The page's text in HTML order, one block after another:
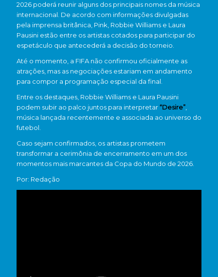
2026 poderá reunir alguns dos principais nomes da música
internacional. De acordo com informações divulgadas
pela imprensa britânica, Pink, Robbie Williams e Laura
Pausini estão entre os artistas cotados para participar do
espetáculo que antecederá a decisão do torneio.
Até o momento, a FIFA não confirmou oficialmente as
atrações, mas as negociações estariam em andamento
para compor a programação especial da final.
Entre os destaques, Robbie Williams e Laura Pausini
podem subir ao palco juntos para interpretar“Desire”,
música lançada recentemente e associada ao universo do
futebol.
Caso sejam confirmados, os artistas prometem
transformar a cerimônia de encerramento em um dos
momentos mais marcantes da Copa do Mundo de 2026.
Por: Redação